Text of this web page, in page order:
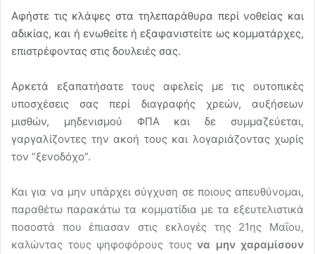
Αφήστε τις κλάψες στα τηλεπαράθυρα περί νοθείας και
αδικίας, και ή ενωθείτε ή εξαφανιστείτε ως κομματάρχες,
επιστρέφοντας στις δουλειές σας.
Αρκετά εξαπατήσατε τους αφελείς με τις ουτοπικές
υποσχέσεις σας περί διαγραφής χρεών, αυξήσεων
μισθών, μηδενισμού ΦΠΑ και δε συμμαζεύεται,
γαργαλίζοντες την ακοή τους και λογαριάζοντας χωρίς
τον “ξενοδόχο”.
Και για να μην υπάρχει σύγχυση σε ποιους απευθύνομαι,
παραθέτω παρακάτω τα κομματίδια με τα εξευτελιστικά
ποσοστά που έπιασαν στις εκλογές της 21ης Μαΐου,
καλώντας τους ψηφοφόρους τους να μην χαραμίσουν